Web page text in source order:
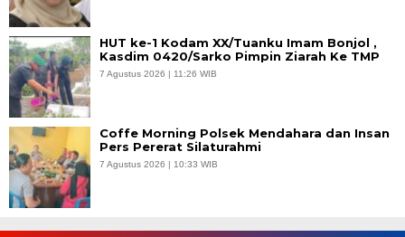
HUT ke-1 Kodam XX/Tuanku Imam Bonjol ,
Kasdim 0420/Sarko Pimpin Ziarah Ke TMP
7 Agustus 2026 | 11:26 WIB
Coffe Morning Polsek Mendahara dan Insan
Pers Pererat Silaturahmi
7 Agustus 2026 | 10:33 WIB